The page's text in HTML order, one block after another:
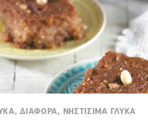
ΔΙΑΦΟΡΑ, ΝΗΣΤΙΣΙΜΑ ΓΛΥΚΑ